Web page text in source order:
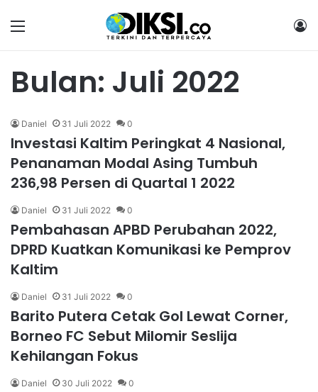
Bulan: Juli 2022
Daniel 31 Juli 2022 0
Investasi Kaltim Peringkat 4 Nasional,
Penanaman Modal Asing Tumbuh
236,98 Persen di Quartal 1 2022
Daniel 31 Juli 2022 0
Pembahasan APBD Perubahan 2022,
DPRD Kuatkan Komunikasi ke Pemprov
Kaltim
Daniel 31 Juli 2022 0
Barito Putera Cetak Gol Lewat Corner,
Borneo FC Sebut Milomir Seslija
Kehilangan Fokus
Daniel 30 Juli 2022 0